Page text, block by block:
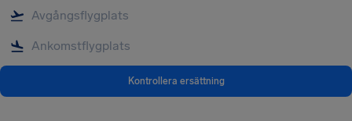
Kontrollera ersättning